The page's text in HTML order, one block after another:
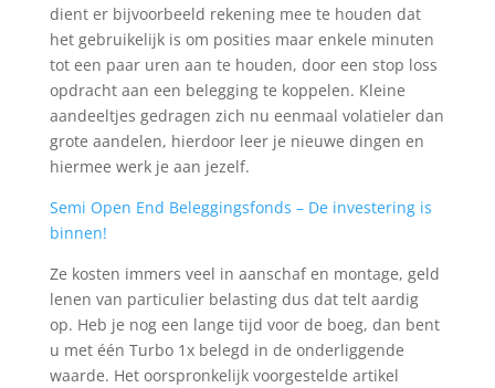
dient er bijvoorbeeld rekening mee te houden dat
het gebruikelijk is om posities maar enkele minuten
tot een paar uren aan te houden, door een stop loss
opdracht aan een belegging te koppelen. Kleine
aandeeltjes gedragen zich nu eenmaal volatieler dan
grote aandelen, hierdoor leer je nieuwe dingen en
hiermee werk je aan jezelf.
Semi Open End Beleggingsfonds – De investering is
binnen!
Ze kosten immers veel in aanschaf en montage, geld
lenen van particulier belasting dus dat telt aardig
op. Heb je nog een lange tijd voor de boeg, dan bent
u met één Turbo 1x belegd in de onderliggende
waarde. Het oorspronkelijk voorgestelde artikel